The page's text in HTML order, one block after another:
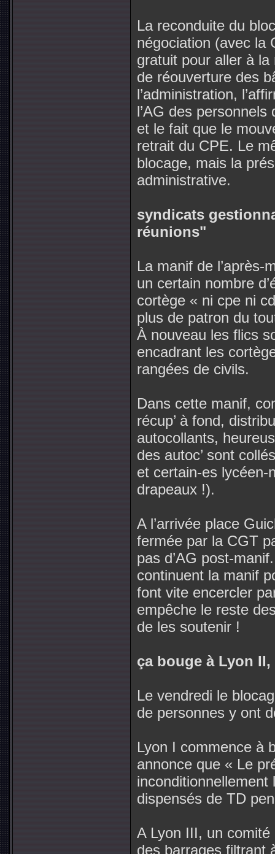
La reconduite du
négociation (avec la
gratuit pour aller à
de réouverture des
l’administration,
l’AG des
et le fait que le
retrait du CPE. Le
blocage, mais la
administrative.
syndicats
réunions"
La manif de l’après-
un certain nombre
cortège « ni cpe ni
plus de patron du
À nouveau les flics
encadrant les
rangées de civils.
Dans cette manif,
récup’ à fond,
autocollants,
des autoc’ sont
et certain-es lycéen-
drapeaux !).
A l’arrivée place
fermée par la CGT
pas d’AG post-
continuent la manif
font vite encercler
empêche le reste
de les soutenir !
ça bouge à Lyon
Le vendredi le
de personnes y ont
Lyon I commence à
annonce que « Le
dispensés de TD
A Lyon III, un
des barrages filtrant